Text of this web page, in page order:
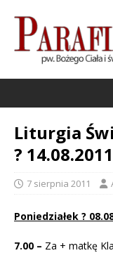
Liturgia
?
7 sierpnia 2011
Poniedziałek ?
7.00 – Za + matkę